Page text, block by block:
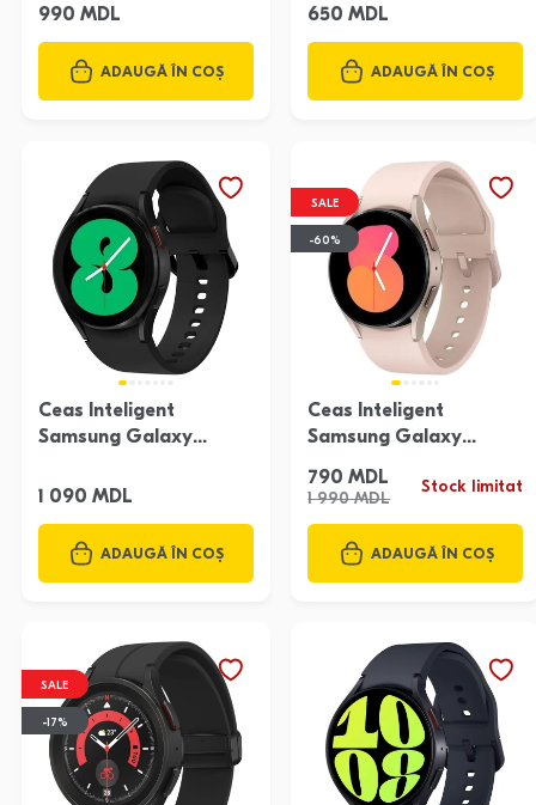
990 MDL
ADAUGĂ ÎN COȘ
650 MDL
ADAUGĂ ÎN COȘ
Ceas Inteligent
Samsung Galaxy
1 090 MDL
ADAUGĂ ÎN COȘ
SALE
-60%
Ceas Inteligent
Samsung Galaxy
Gold
790 MDL
1 990 MDL
Stock limitat
ADAUGĂ ÎN COȘ
SALE
-17%